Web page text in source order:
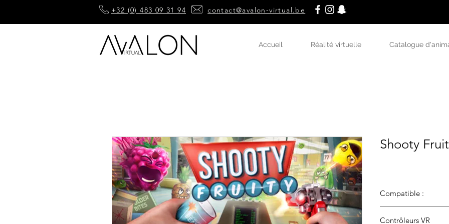
+32 (0) 483 09 31 94 contact@avalon-virtual.be
Accueil Réalité virtuelle Catalogue
Shooty
Compatible :
Oculus Rift
Contrôleurs VR